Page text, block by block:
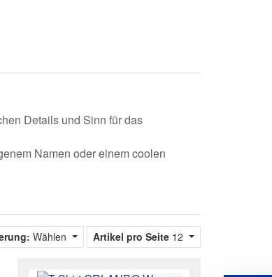
Details und Sinn für das
Namen oder einem coolen
Wählen Artikel pro Seite 12